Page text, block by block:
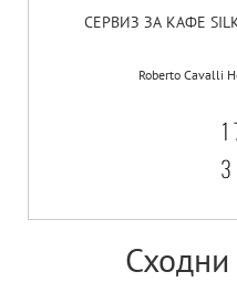
СЕРВИЗ ЗА КАФЕ
Roberto Cavalli
3
Сходни